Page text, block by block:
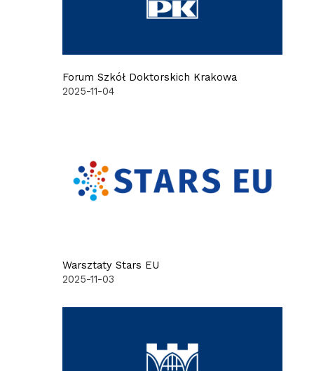
Forum Szkół Doktorskich Krakowa
2025-11-04
Warsztaty Stars EU
2025-11-03